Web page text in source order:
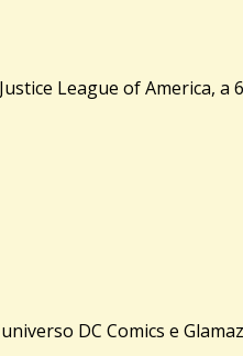
League of America, a
DC Comics e